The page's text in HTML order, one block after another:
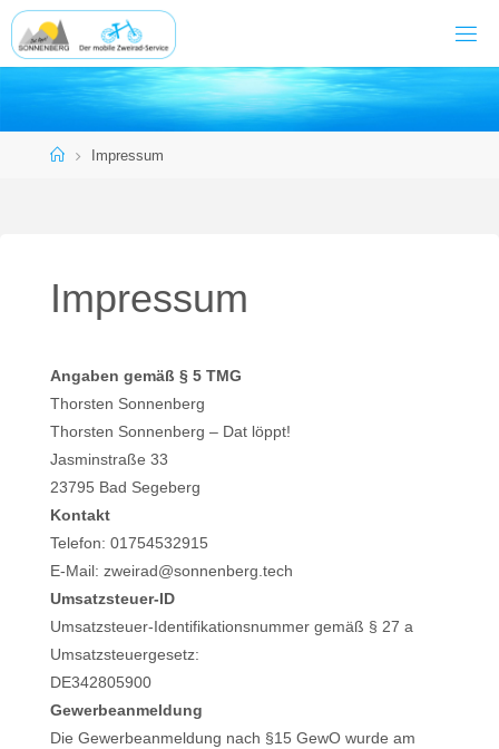
Zum
Inhalt
springen
StartImpressum
Impressum
Angaben gemäß § 5 TMG
Thorsten Sonnenberg
Thorsten Sonnenberg – Dat löppt!
Jasminstraße 33
23795 Bad Segeberg
Kontakt
Telefon: 01754532915
E-Mail: zweirad@sonnenberg.tech
Umsatzsteuer-ID
Umsatzsteuer-Identifikationsnummer gemäß § 27 a
Umsatzsteuergesetz:
DE342805900
Gewerbeanmeldung
Die Gewerbeanmeldung nach §15 GewO wurde am